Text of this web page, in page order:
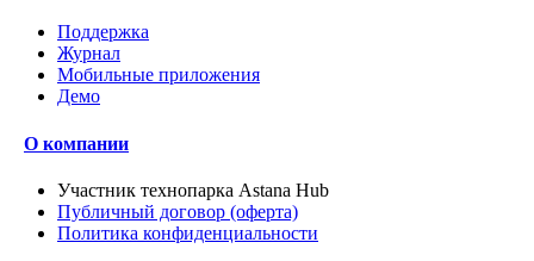
Поддержка
Журнал
Мобильные приложения
Демо
О компании
Участник технопарка Astana Hub
Публичный договор (оферта)
Политика конфиденциальности